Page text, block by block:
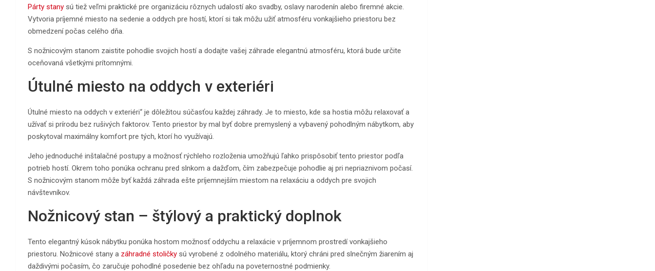
Párty stany sú tiež veľmi praktické pre organizáciu rôznych udalostí ako svadby, oslavy narodenín alebo firemné akcie.
Vytvoria príjemné miesto na sedenie a oddych pre hostí, ktorí si tak môžu užiť atmosféru vonkajšieho priestoru bez
obmedzení počas celého dňa.
S nožnicovým stanom zaistite pohodlie svojich hostí a dodajte vašej záhrade elegantnú atmosféru, ktorá bude určite
oceňovaná všetkými prítomnými.
Útulné miesto na oddych v exteriéri
Útulné miesto na oddych v exteriéri“ je dôležitou súčasťou každej záhrady. Je to miesto, kde sa hostia môžu relaxovať a
užívať si prírodu bez rušivých faktorov. Tento priestor by mal byť dobre premyslený a vybavený pohodlným nábytkom, aby
poskytoval maximálny komfort pre tých, ktorí ho využívajú.
Jeho jednoduché inštalačné postupy a možnosť rýchleho rozloženia umožňujú ľahko prispôsobiť tento priestor podľa
potrieb hostí. Okrem toho ponúka ochranu pred slnkom a dažďom, čím zabezpečuje pohodlie aj pri nepriaznivom počasí.
S nožnicovým stanom môže byť každá záhrada ešte príjemnejším miestom na relaxáciu a oddych pre svojich
návštevníkov.
Nožnicový stan – štýlový a praktický doplnok
Tento elegantný kúsok nábytku ponúka hostom možnosť oddychu a relaxácie v príjemnom prostredí vonkajšieho
priestoru. Nožnicové stany a záhradné stoličky sú vyrobené z odolného materiálu, ktorý chráni pred slnečným žiarením aj
daždivými počasím, čo zaručuje pohodlné posedenie bez ohľadu na poveternostné podmienky.